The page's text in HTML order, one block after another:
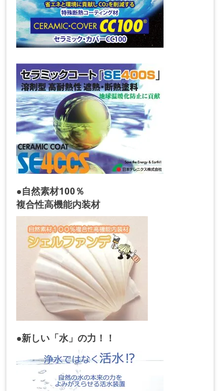
●自然素材100％
複合性高機能内装材
●新しい「水」の力！！